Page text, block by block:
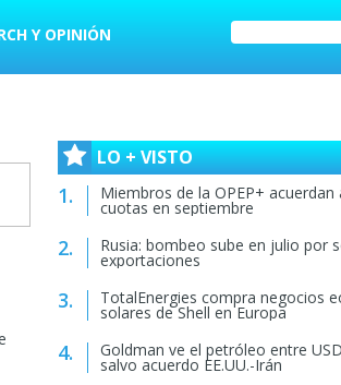
Y OPINIÓN
LO + VISTO
Miembros de la OPEP+
cuotas en septiembre
Rusia: bombeo sube en julio por
exportaciones
TotalEnergies compra negocios
solares de Shell en Europa
Goldman ve el petróleo entre
salvo acuerdo EE.UU.-Irán